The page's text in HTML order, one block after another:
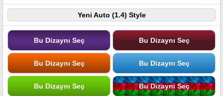
Yeni Auto (1.4) Style
Bu Dizaynı Seç Bu Dizaynı Seç
Bu Dizaynı Seç Bu Dizaynı Seç
Bu Dizaynı Seç Bu Dizaynı Seç